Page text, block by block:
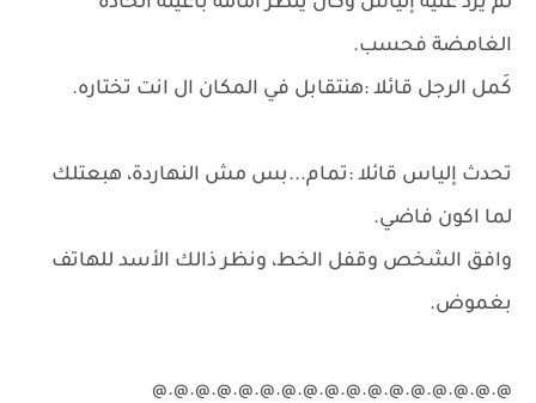
الغامضة فحسب.
كَمل الرجل قائلا :هنتقابل في المكان ال انت تختاره.
تحدث إلياس قائلا :تمام...بس مش النهاردة، هبعتلك
لما اكون فاضي.
وافق الشخص وقفل الخط، ونظر ذالك الأسد للهاتف
بغموض.
@.@.@.@.@.@.@.@.@.@.@.@.@.@.@.@.@